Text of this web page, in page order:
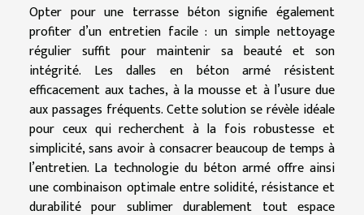
Opter pour une terrasse béton signifie également
profiter d’un entretien facile : un simple nettoyage
régulier suffit pour maintenir sa beauté et son
intégrité. Les dalles en béton armé résistent
efficacement aux taches, à la mousse et à l’usure due
aux passages fréquents. Cette solution se révèle idéale
pour ceux qui recherchent à la fois robustesse et
simplicité, sans avoir à consacrer beaucoup de temps à
l’entretien. La technologie du béton armé offre ainsi
une combinaison optimale entre solidité, résistance et
durabilité pour sublimer durablement tout espace